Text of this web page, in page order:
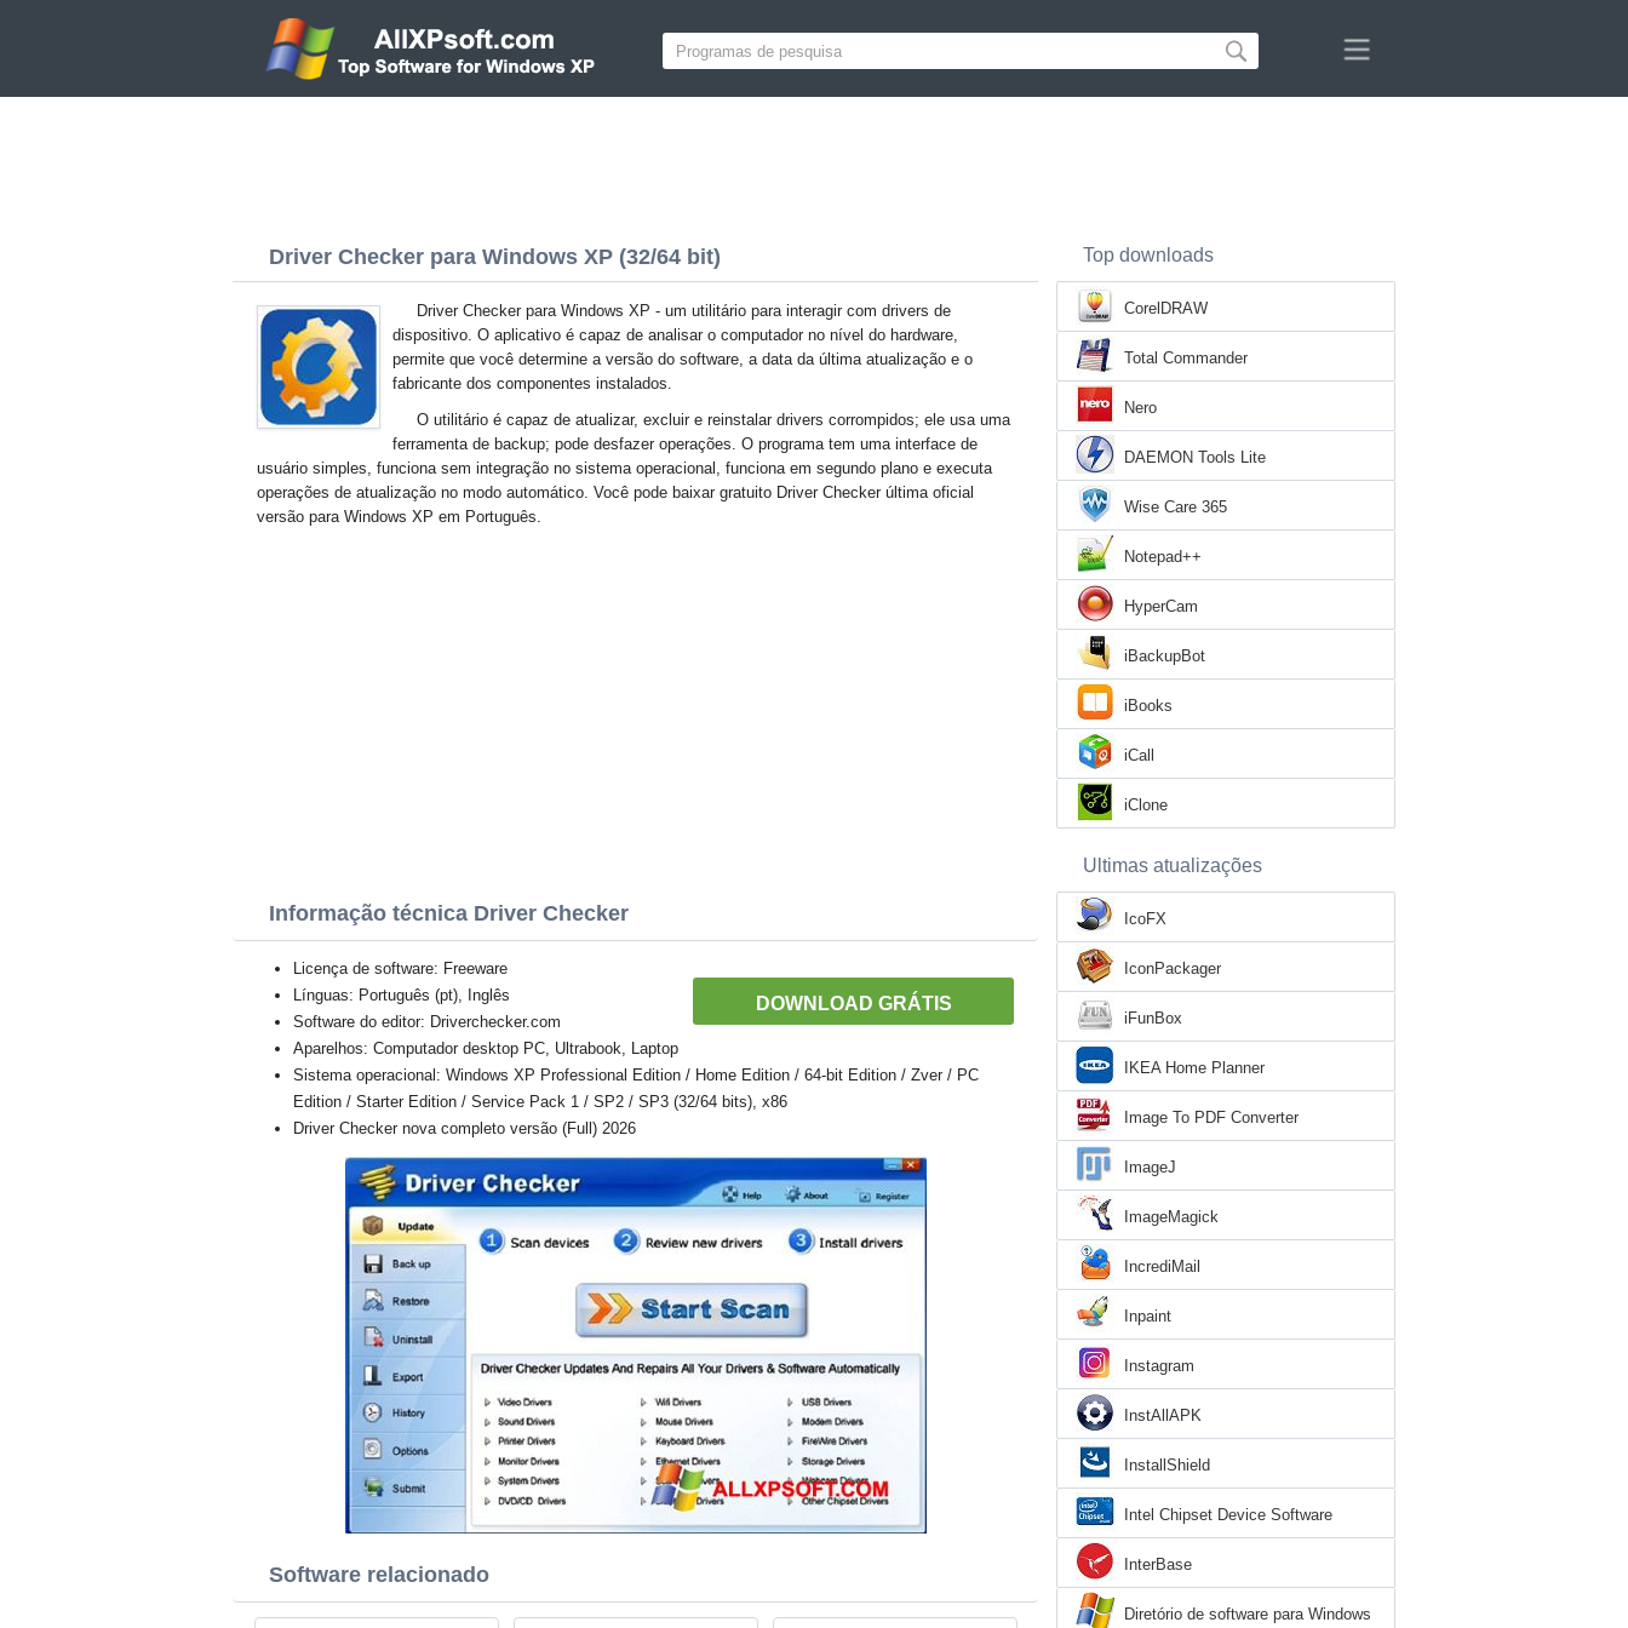
Driver Checker para Windows XP (32/64 bit)
Driver Checker para Windows XP - um utilitário para interagir com drivers de
dispositivo. O aplicativo é capaz de analisar o computador no nível do hardware,
permite que você determine a versão do software, a data da última atualização e o
fabricante dos componentes instalados.
O utilitário é capaz de atualizar, excluir e reinstalar drivers corrompidos; ele usa uma
ferramenta de backup; pode desfazer operações. O programa tem uma interface de
usuário simples, funciona sem integração no sistema operacional, funciona em segundo plano e executa
operações de atualização no modo automático. Você pode baixar gratuito Driver Checker última oficial
versão para Windows XP em Português.
Informação técnica Driver Checker
DOWNLOAD GRÁTIS
Licença de software: Freeware
Línguas: Português (pt), Inglês
Software do editor: Driverchecker.com
Aparelhos: Computador desktop PC, Ultrabook, Laptop
Sistema operacional: Windows XP Professional Edition / Home Edition / 64-bit Edition / Zver / PC
Edition / Starter Edition / Service Pack 1 / SP2 / SP3 (32/64 bits), x86
Driver Checker nova completo versão (Full) 2026
Software relacionado
Top downloads
CorelDRAW
Total Commander
Nero
DAEMON Tools Lite
Wise Care 365
Notepad++
HyperCam
iBackupBot
iBooks
iCall
iClone
Ultimas atualizações
IcoFX
IconPackager
iFunBox
IKEA Home Planner
Image To PDF Converter
ImageJ
ImageMagick
IncrediMail
Inpaint
Instagram
InstAllAPK
InstallShield
Intel Chipset Device Software
InterBase
Diretório de software para Windows